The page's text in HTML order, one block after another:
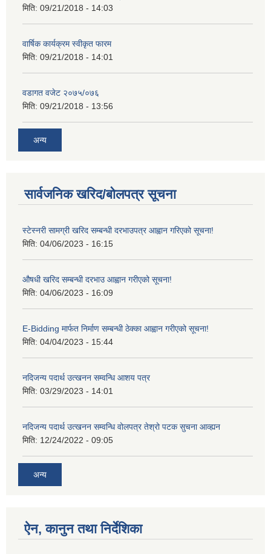
मिति: 09/21/2018 - 14:03
वार्षिक कार्यक्रम स्वीकृत फारम
मिति: 09/21/2018 - 14:01
वडागत वजेट २०७५/०७६
मिति: 09/21/2018 - 13:56
अन्य
सार्वजनिक खरिद/बोलपत्र सूचना
स्टेस्नरी सामग्री खरिद सम्बन्धी दरभाउपत्र आह्वान गरिएको सूचना!
मिति: 04/06/2023 - 16:15
औषधी खरिद सम्बन्धी दरभाउ आह्वान गरीएको सूचना!
मिति: 04/06/2023 - 16:09
E-Bidding मार्फत निर्माण सम्बन्धी ठेक्का आह्वान गरीएको सूचना!
मिति: 04/04/2023 - 15:44
नदिजन्य पदार्थ उत्खनन सम्वन्धि आशय पत्र
मिति: 03/29/2023 - 14:01
नदिजन्य पदार्थ उत्खनन सम्वन्धि वोलपत्र तेश्रो पटक सुचना आव्ह्यन
मिति: 12/24/2022 - 09:05
अन्य
ऐन, कानुन तथा निर्देशिका